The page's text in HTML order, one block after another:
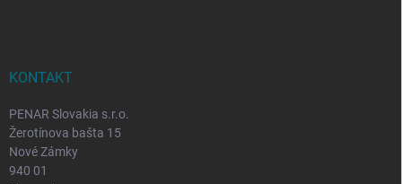
KONTAKT
PENAR Slovakia s.r.o.
Žerotínova bašta 15
Nové Zámky
940 01